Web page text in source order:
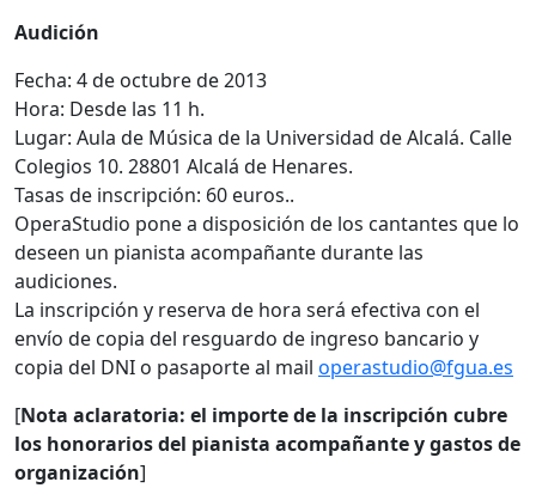
Audición
Fecha: 4 de octubre de 2013
Hora: Desde las 11 h.
Lugar: Aula de Música de la Universidad de Alcalá. Calle
Colegios 10. 28801 Alcalá de Henares.
Tasas de inscripción: 60 euros..
OperaStudio pone a disposición de los cantantes que lo
deseen un pianista acompañante durante las
audiciones.
La inscripción y reserva de hora será efectiva con el
envío de copia del resguardo de ingreso bancario y
copia del DNI o pasaporte al mail operastudio@fgua.es
[Nota aclaratoria: el importe de la inscripción cubre
los honorarios del pianista acompañante y gastos de
organización]